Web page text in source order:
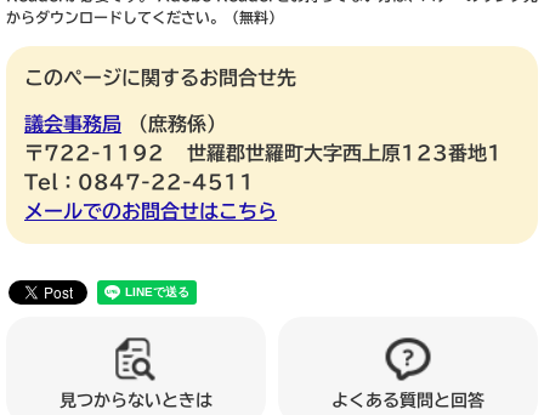
からダウンロードしてください。（無料）
このページに関するお問合せ先
議会事務局
庶務係
〒722-1192
世羅郡世羅町大字西上原123番地1
Tel：0847-22-4511
メールでのお問合せはこちら
見つからないときは よくある質問と回答